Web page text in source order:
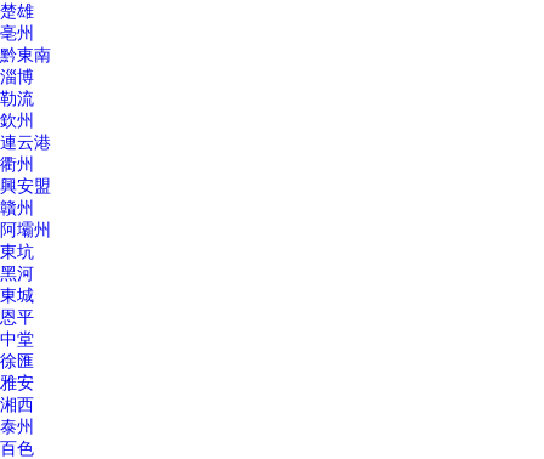
楚雄
亳州
黔東南
淄博
勒流
欽州
連云港
衢州
興安盟
贛州
阿壩州
東坑
黑河
東城
恩平
中堂
徐匯
雅安
湘西
泰州
百色